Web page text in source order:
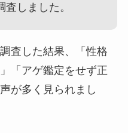
しました。
査した結果、「性格
「アゲ鑑定をせず正
が多く見られまし